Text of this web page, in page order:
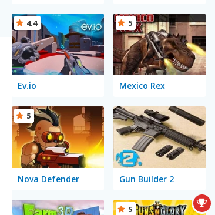
Ev.io
4.4
Mexico Rex
5
Nova Defender
5
Gun Builder 2
5